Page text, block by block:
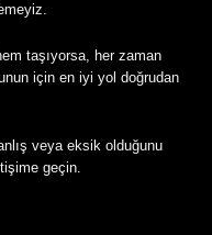
taşıyorsa, her zaman
için en iyi yol doğrudan
veya eksik olduğunu
geçin.